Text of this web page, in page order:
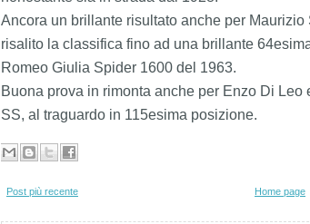
Ancora un brillante risultato anche per
risalito la classifica fino ad una brillante
Romeo Giulia Spider 1600 del 1963.
Buona prova in rimonta anche per Enzo Di
SS, al traguardo in 115esima posizione.
Post più recente Home page